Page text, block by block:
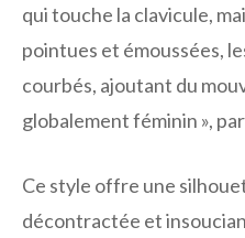
qui touche la clavicule,
pointues et émoussées,
courbés, ajoutant du
globalement féminin »,
Ce style offre une
décontractée et